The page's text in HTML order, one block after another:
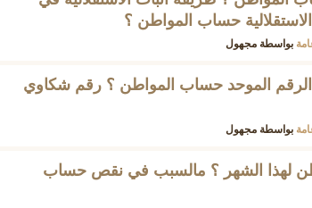
حساب المواطن ؟
بواسطة مجهول
الموحد حساب المواطن ؟ رقم شكاوي
بواسطة مجهول
لهذا الشهر ؟ مالسبب في نقص حساب